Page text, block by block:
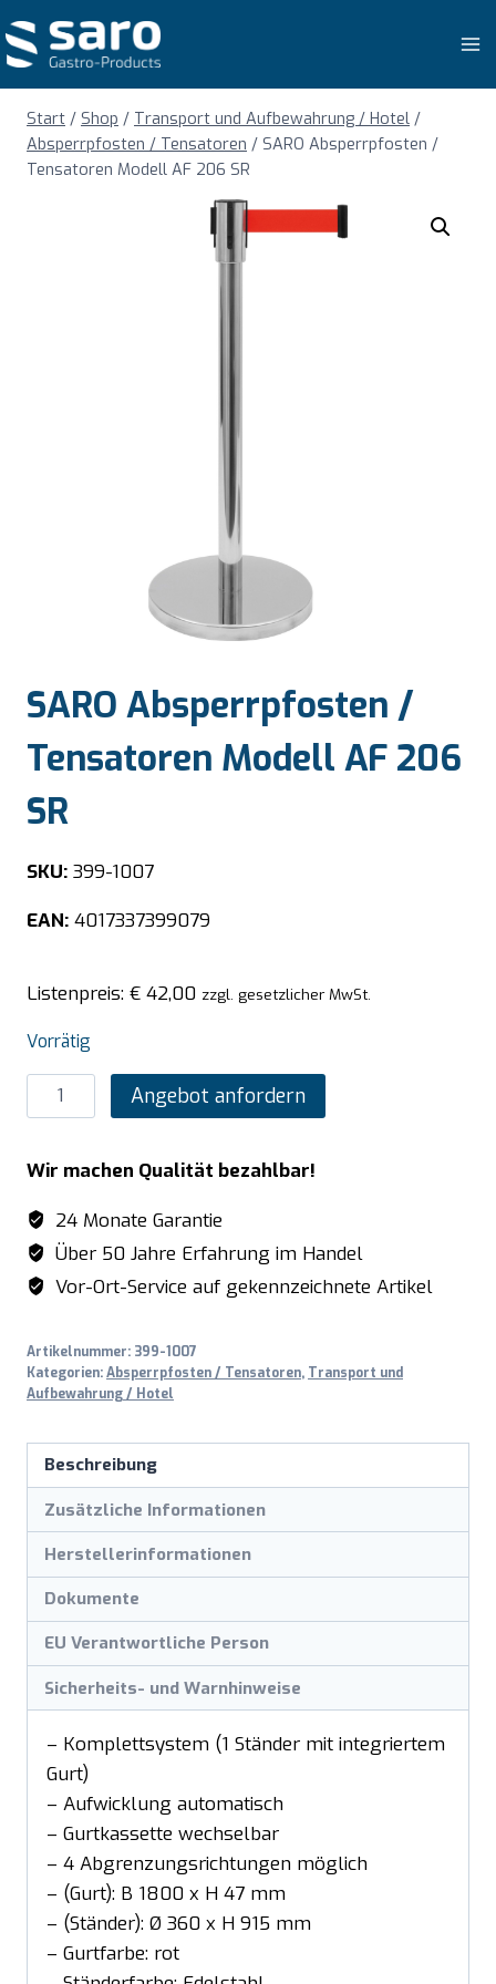
Inhalt
springen
Start / Shop / Transport und Aufbewahrung / Hotel /
Absperrpfosten / Tensatoren / SARO Absperrpfosten /
Tensatoren Modell AF 206 SR
SARO Absperrpfosten /
Tensatoren Modell AF 206
SR
SKU: 399-1007
EAN: 4017337399079
Listenpreis: € 42,00 zzgl. gesetzlicher MwSt.
Vorrätig
SARO
Absperrpfosten
Tensatoren
Modell
AF
206
SR
Angebot anfordern
Wir machen Qualität bezahlbar!
24 Monate Garantie
Über 50 Jahre Erfahrung im Handel
Vor-Ort-Service auf gekennzeichnete Artikel
Artikelnummer: 399-1007
Kategorien:Absperrpfosten / Tensatoren, Transport und
Aufbewahrung / Hotel
Beschreibung
Zusätzliche Informationen
Herstellerinformationen
Dokumente
EU Verantwortliche Person
Sicherheits- und Warnhinweise
– Komplettsystem (1 Ständer mit integriertem
Gurt)
– Aufwicklung automatisch
– Gurtkassette wechselbar
– 4 Abgrenzungsrichtungen möglich
– (Gurt): B 1800 x H 47 mm
– (Ständer): Ø 360 x H 915 mm
– Gurtfarbe: rot